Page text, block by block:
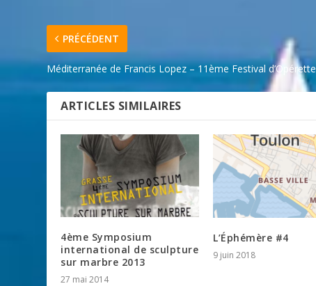
PRÉCÉDENT
Méditerranée de Francis Lopez – 11ème Festival d’Opérette
ARTICLES SIMILAIRES
4ème Symposium
international de sculpture
sur marbre 2013
27 mai 2014
L’Éphémère #4
9 juin 2018